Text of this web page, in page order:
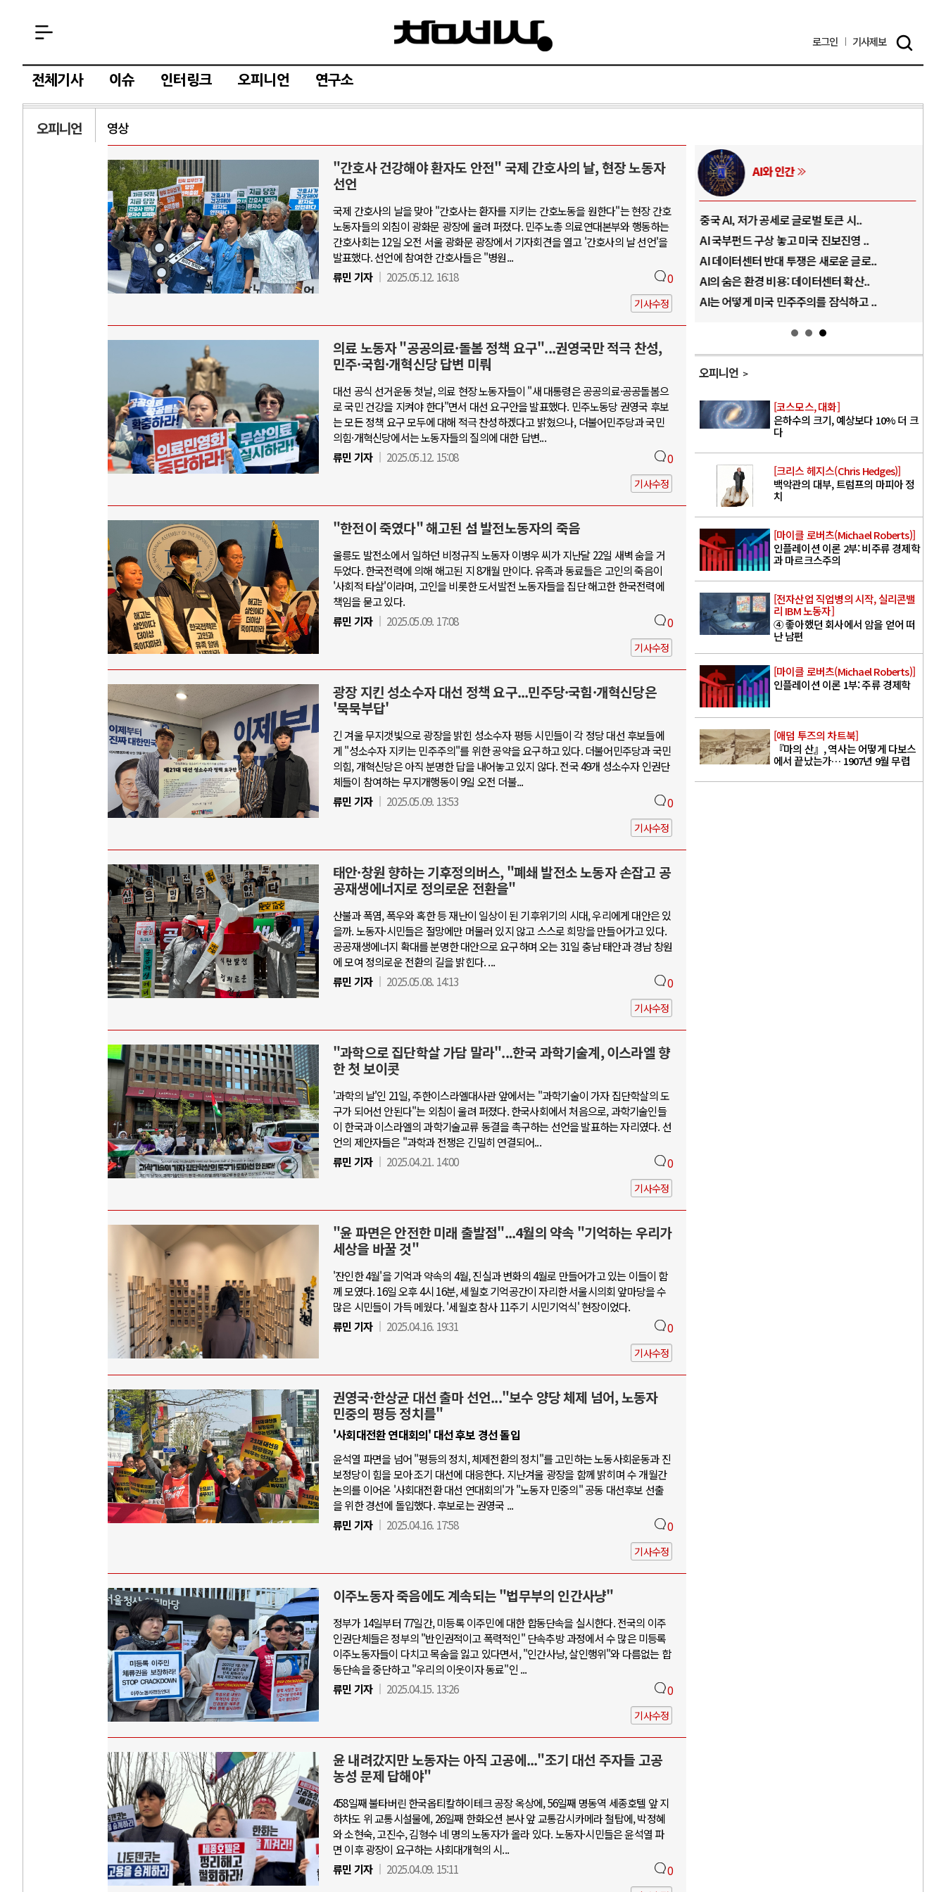
로그인 기사제보
전체기사 이슈 인터링크 오피니언 연구소
오피니언 영상
"간호사 건강해야 환자도 안전" 국제 간호사의 날, 현장 노동자
선언
국제 간호사의 날을 맞아 "간호사는 환자를 지키는 간호노동을 원한다"는 현장 간호
노동자들의 외침이 광화문 광장에 울려 퍼졌다. 민주노총 의료연대본부와 행동하는
간호사회는 12일 오전 서울 광화문 광장에서 기자회견을 열고 '간호사의 날 선언'을
발표했다. 선언에 참여한 간호사들은 "병원...
류민 기자
2025.05.12. 16:18 0
기사수정
의료 노동자 "공공의료·돌봄 정책 요구"...권영국만 적극 찬성,
민주·국힘·개혁신당 답변 미뤄
대선 공식 선거운동 첫날, 의료 현장 노동자들이 "새 대통령은 공공의료·공공돌봄으
로 국민 건강을 지켜야 한다"면서 대선 요구안을 발표했다. 민주노동당 권영국 후보
는 모든 정책 요구 모두에 대해 적극 찬성하겠다고 밝혔으나, 더불어민주당과 국민
의힘·개혁신당에서는 노동자들의 질의에 대한 답변...
류민 기자
2025.05.12. 15:08 0
기사수정
"한전이 죽였다" 해고된 섬 발전노동자의 죽음
울릉도 발전소에서 일하던 비정규직 노동자 이병우 씨가 지난달 22일 새벽 숨을 거
두었다. 한국전력에 의해 해고된 지 8개월 만이다. 유족과 동료들은 고인의 죽음이
'사회적 타살'이라며, 고인을 비롯한 도서발전 노동자들을 집단 해고한 한국전력에
책임을 묻고 있다.
류민 기자
2025.05.09. 17:08 0
기사수정
광장 지킨 성소수자 대선 정책 요구...민주당·국힘·개혁신당은
'묵묵부답'
긴 겨울 무지갯빛으로 광장을 밝힌 성소수자 평등 시민들이 각 정당 대선 후보들에
게 "성소수자 지키는 민주주의"를 위한 공약을 요구하고 있다. 더불어민주당과 국민
의힘, 개혁신당은 아직 분명한 답을 내어놓고 있지 않다. 전국 49개 성소수자 인권단
체들이 참여하는 무지개행동이 9일 오전 더불...
류민 기자
2025.05.09. 13:53 0
기사수정
태안·창원 향하는 기후정의버스, "폐쇄 발전소 노동자 손잡고 공
공재생에너지로 정의로운 전환을"
산불과 폭염, 폭우와 혹한 등 재난이 일상이 된 기후위기의 시대, 우리에게 대안은 있
을까. 노동자·시민들은 절망에만 머물러 있지 않고 스스로 희망을 만들어가고 있다.
공공재생에너지 확대를 분명한 대안으로 요구하며 오는 31일 충남 태안과 경남 창원
에 모여 정의로운 전환의 길을 밝힌다. ...
류민 기자
2025.05.08. 14:13 0
기사수정
"과학으로 집단학살 가담 말라"...한국 과학기술계, 이스라엘 향
한 첫 보이콧
'과학의 날'인 21일, 주한이스라엘대사관 앞에서는 "과학기술이 가자 집단학살의 도
구가 되어선 안된다"는 외침이 울려 퍼졌다. 한국사회에서 처음으로, 과학기술인들
이 한국과 이스라엘의 과학기술교류 동결을 촉구하는 선언을 발표하는 자리였다. 선
언의 제안자들은 "과학과 전쟁은 긴밀히 연결되어...
류민 기자
2025.04.21. 14:00 0
기사수정
"윤 파면은 안전한 미래 출발점"...4월의 약속 "기억하는 우리가
세상을 바꿀 것"
'잔인한 4월'을 기억과 약속의 4월, 진실과 변화의 4월로 만들어가고 있는 이들이 함
께 모였다. 16일 오후 4시 16분, 세월호 기억공간이 자리한 서울시의회 앞마당을 수
많은 시민들이 가득 메웠다. '세월호 참사 11주기 시민기억식' 현장이었다.
류민 기자
2025.04.16. 19:31 0
기사수정
권영국·한상균 대선 출마 선언..."보수 양당 체제 넘어, 노동자
민중의 평등 정치를"
'사회대전환 연대회의' 대선 후보 경선 돌입
윤석열 파면을 넘어 "평등의 정치, 체제전환의 정치"를 고민하는 노동사회운동과 진
보정당이 힘을 모아 조기 대선에 대응한다. 지난겨울 광장을 함께 밝히며 수 개월간
논의를 이어온 '사회대전환 대선 연대회의'가 "노동자 민중의" 공동 대선후보 선출
을 위한 경선에 돌입했다. 후보로는 권영국 ...
류민 기자
2025.04.16. 17:58 0
기사수정
이주노동자 죽음에도 계속되는 "법무부의 인간사냥"
정부가 14일부터 77일간, 미등록 이주민에 대한 합동단속을 실시한다. 전국의 이주
인권단체들은 정부의 "반인권적이고 폭력적인" 단속추방 과정에서 수 많은 미등록
이주노동자들이 다치고 목숨을 잃고 있다면서, "인간사냥, 살인행위"와 다름없는 합
동단속을 중단하고 "우리의 이웃이자 동료"인 ...
류민 기자
2025.04.15. 13:26 0
기사수정
윤 내려갔지만 노동자는 아직 고공에..."조기 대선 주자들 고공
농성 문제 답해야"
458일째 불타버린 한국옵티칼하이테크 공장 옥상에, 56일째 명동역 세종호텔 앞 지
하차도 위 교통시설물에, 26일째 한화오션 본사 앞 교통감시카메라 철탑에, 박정혜
와 소현숙, 고진수, 김형수 네 명의 노동자가 올라 있다. 노동자·시민들은 윤석열 파
면 이후 광장이 요구하는 사회대개혁의 시...
류민 기자
2025.04.09. 15:11 0
AI와 인간
중국 AI, 저가 공세로 글로벌 토큰 시..
AI 국부펀드 구상 놓고 미국 진보진영 ..
AI 데이터센터 반대 투쟁은 새로운 글로..
AI는 어떻게 미국 민주주의를 잠식하고 ..
러시아-우크라이나 전쟁
전쟁의 추상화: 우크라이나, 대리전의 역..
EU·우크라이나 드론 협력 직후, 러시아..
나토, 우크라 군사지원 2027년까지 공..
우크라이나, 덴마크, 에스토니아, 네덜란..
러·우크라, 대규모 공습 주고받아…민간 ..
오피니언
[코스모스, 대화]
은하수의 크기, 예상보다 10% 더 크
다
[크리스 헤지스(Chris Hedges)]
백악관의 대부, 트럼프의 마피아 정
치
[마이클 로버츠(Michael Roberts)]
인플레이션 이론 2부: 비주류 경제학
과 마르크스주의
[전자산업 직업병의 시작, 실리콘밸
리 IBM 노동자]
④ 좋아했던 회사에서 암을 얻어 떠
난 남편
[마이클 로버츠(Michael Roberts)]
인플레이션 이론 1부: 주류 경제학
[애덤 투즈의 차트북]
『마의 산』, 역사는 어떻게 다보스
에서 끝났는가… 1907년 9월 무렵